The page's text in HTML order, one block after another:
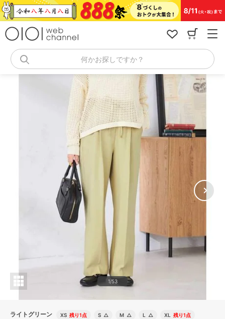
コ
ン
何かお探しですか？
1/53
ライトグリーン XS 残り1点 S △ M △ L △ XL 残り1点